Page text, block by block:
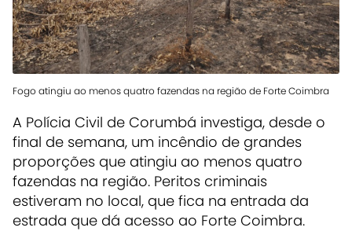
Fogo atingiu ao menos quatro fazendas na região de Forte Coimbra
A Polícia Civil de Corumbá investiga, desde o
final de semana, um incêndio de grandes
proporções que atingiu ao menos quatro
fazendas na região. Peritos criminais
estiveram no local, que fica na entrada da
estrada que dá acesso ao Forte Coimbra.